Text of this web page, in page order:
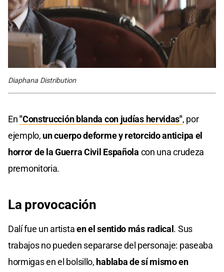
Diaphana Distribution
En"Construcción blanda con judías hervidas", por
ejemplo, un cuerpo deforme y retorcido anticipa el
horror de la Guerra Civil Española con una crudeza
premonitoria.
La provocación
Dalí fue un artistaen el sentido más radical. Sus
trabajos no pueden separarse del personaje: paseaba
hormigas en el bolsillo, hablaba de sí mismo en